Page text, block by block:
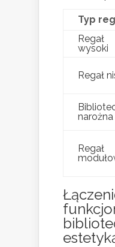
Typ
Regał
wysoki
Regał
narożna
Regał